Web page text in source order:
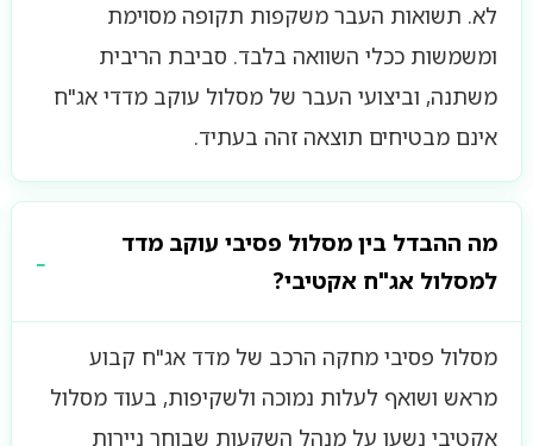
לא. תשואות העבר משקפות תקופה מסוימת
ומשמשות ככלי השוואה בלבד. סביבת הריבית
משתנה, וביצועי העבר של מסלול עוקב מדדי אג"ח
אינם מבטיחים תוצאה זהה בעתיד.
מה ההבדל בין מסלול פסיבי עוקב מדד
למסלול אג"ח אקטיבי?
מסלול פסיבי מחקה הרכב של מדד אג"ח קבוע
מראש ושואף לעלות נמוכה ולשקיפות, בעוד מסלול
אקטיבי נשען על מנהל השקעות שבוחר ניירות